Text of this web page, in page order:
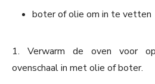
boter of olie om in te vetten
1. Verwarm de oven voor
ovenschaal in met olie of boter.